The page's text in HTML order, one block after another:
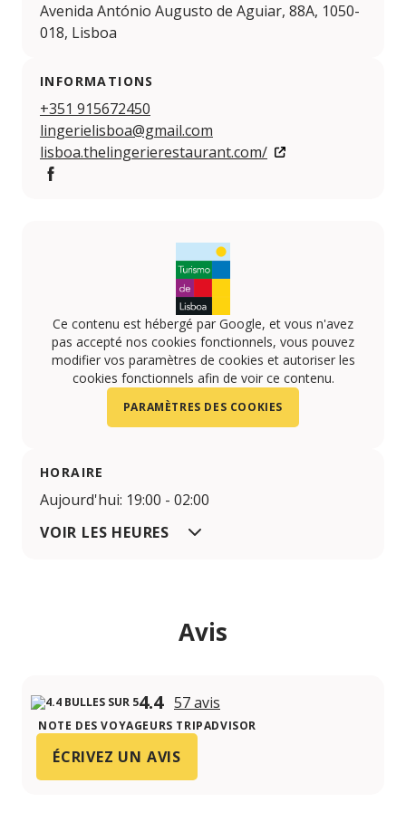
Avenida António Augusto de Aguiar, 88A, 1050-
018, Lisboa
INFORMATIONS
+351 915672450
lingerielisboa@gmail.com
lisboa.thelingerierestaurant.com/
Ce contenu est hébergé par Google, et vous n'avez
pas accepté nos cookies fonctionnels, vous pouvez
modifier vos paramètres de cookies et autoriser les
cookies fonctionnels afin de voir ce contenu.
PARAMÈTRES DES COOKIES
HORAIRE
Aujourd'hui: 19:00 - 02:00
VOIR LES HEURES
Avis
4.4 57 avis
NOTE DES VOYAGEURS TRIPADVISOR
ÉCRIVEZ UN AVIS